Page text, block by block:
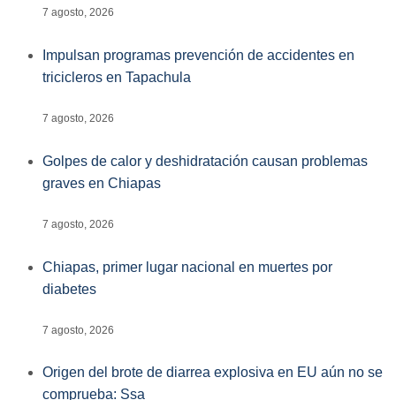
7 agosto, 2026
Impulsan programas prevención de accidentes en
tricicleros en Tapachula
7 agosto, 2026
Golpes de calor y deshidratación causan problemas
graves en Chiapas
7 agosto, 2026
Chiapas, primer lugar nacional en muertes por
diabetes
7 agosto, 2026
Origen del brote de diarrea explosiva en EU aún no se
comprueba: Ssa